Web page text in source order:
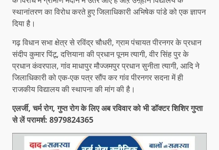
स्थानांतरण का विरोध करते हुए जिलाधिकारी अभिषेक पांडे को एक ज्ञापन
दिया है।
गढ़ विधान सभा क्षेत्र से रविंद्र चौधरी, ग्राम पंचायत पीरनगर के प्रधान
संदीप कुमार पिंटू, दत्तियाना की प्रधान पूनम त्यागी, वीर सिंह पुर के
प्रधान कंवरपाल, गांव माधापुर मौज्जमपुर प्रधान सुनीता त्यागी, आदि ने
जिलाधिकारी को एक-एक पत्र सौंप कर गांव पीरनगर सदना में ही
राजकीय विद्यालय की स्थापना की मांग की है।
एलर्जी, चर्म रोग, गुप्त रोग के लिए अब रविवार को भी डॉक्टर शिशिर गुप्ता
से लें परामर्श: 8979824365